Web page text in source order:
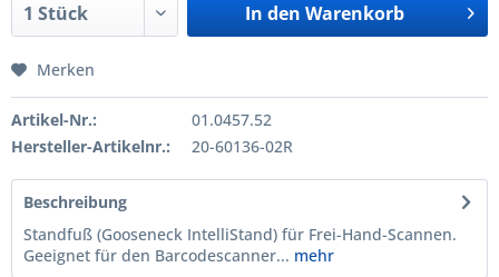
In den Warenkorb
Merken
Artikel-Nr.:
01.0457.52
Hersteller-Artikelnr.:
20-60136-02R
Beschreibung
Standfuß (Gooseneck IntelliStand) für Frei-Hand-Scannen.
Geeignet für den Barcodescanner... mehr